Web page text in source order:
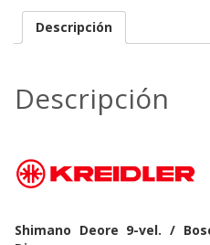
cantidad
Descripción
Descripción
Shimano Deore 9-vel. /